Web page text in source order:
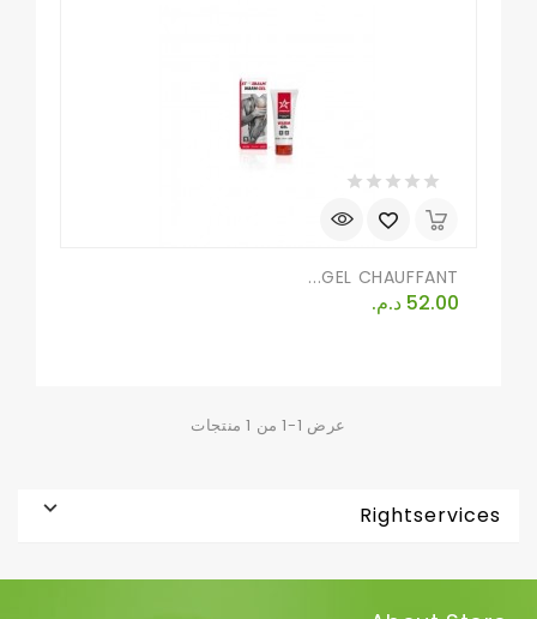
GEL CHAUFFANT...
السعر
52.00 د.م.‏
عرض 1-1 من 1 منتجات
Rightservices
